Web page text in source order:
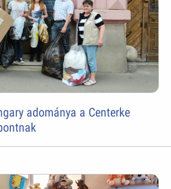
adománya a Centerke